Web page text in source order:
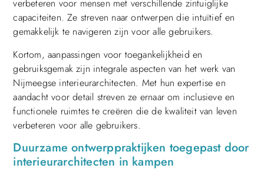
verbeteren voor mensen met verschillende zintuiglijke
capaciteiten. Ze streven naar ontwerpen die intuïtief en
gemakkelijk te navigeren zijn voor alle gebruikers.
Kortom, aanpassingen voor toegankelijkheid en
gebruiksgemak zijn integrale aspecten van het werk van
Nijmeegse interieurarchitecten. Met hun expertise en
aandacht voor detail streven ze ernaar om inclusieve en
functionele ruimtes te creëren die de kwaliteit van leven
verbeteren voor alle gebruikers.
Duurzame ontwerppraktijken toegepast door
interieurarchitecten in kampen